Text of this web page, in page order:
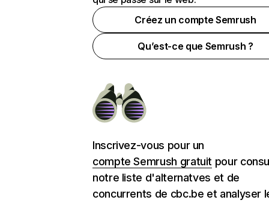
Créez un compte Semrush
Qu’est-ce que Semrush ?
Inscrivez-vous pour un
compte Semrush gratuit pour
notre liste d'alternatves et de
concurrents de cbc.be et analyser